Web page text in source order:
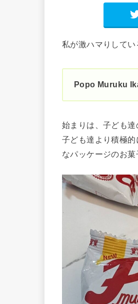
私が激ハマりしてい
Popo Muruku
始まりは、子ども
子ども達より積極
なパッケージのお菓